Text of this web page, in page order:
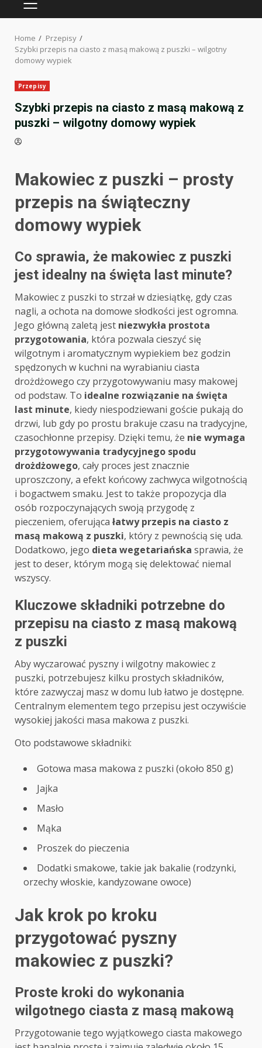
PRIMARY
Home
Przepisy
Szybki przepis na ciasto z masą makową z puszki – wilgotny
domowy wypiek
Przepisy
Szybki przepis na ciasto z masą makową z
puszki – wilgotny domowy wypiek
Makowiec z puszki – prosty
przepis na świąteczny
domowy wypiek
Co sprawia, że makowiec z puszki
jest idealny na święta last minute?
Makowiec z puszki to strzał w dziesiątkę, gdy czas
nagli, a ochota na domowe słodkości jest ogromna.
Jego główną zaletą jest niezwykła prostota
przygotowania, która pozwala cieszyć się
wilgotnym i aromatycznym wypiekiem bez godzin
spędzonych w kuchni na wyrabianiu ciasta
drożdżowego czy przygotowywaniu masy makowej
od podstaw. To idealne rozwiązanie na święta
last minute, kiedy niespodziewani goście pukają do
drzwi, lub gdy po prostu brakuje czasu na tradycyjne,
czasochłonne przepisy. Dzięki temu, że nie wymaga
przygotowywania tradycyjnego spodu
drożdżowego, cały proces jest znacznie
uproszczony, a efekt końcowy zachwyca wilgotnością
i bogactwem smaku. Jest to także propozycja dla
osób rozpoczynających swoją przygodę z
pieczeniem, oferująca łatwy przepis na ciasto z
masą makową z puszki, który z pewnością się uda.
Dodatkowo, jego dieta wegetariańska sprawia, że
jest to deser, którym mogą się delektować niemal
wszyscy.
Kluczowe składniki potrzebne do
przepisu na ciasto z masą makową
z puszki
Aby wyczarować pyszny i wilgotny makowiec z
puszki, potrzebujesz kilku prostych składników,
które zazwyczaj masz w domu lub łatwo je dostępne.
Centralnym elementem tego przepisu jest oczywiście
wysokiej jakości masa makowa z puszki.
Oto podstawowe składniki:
Gotowa masa makowa z puszki (około 850 g)
Jajka
Masło
Mąka
Proszek do pieczenia
Dodatki smakowe, takie jak bakalie (rodzynki,
orzechy włoskie, kandyzowane owoce)
Jak krok po kroku
przygotować pyszny
makowiec z puszki?
Proste kroki do wykonania
wilgotnego ciasta z masą makową
Przygotowanie tego wyjątkowego ciasta makowego